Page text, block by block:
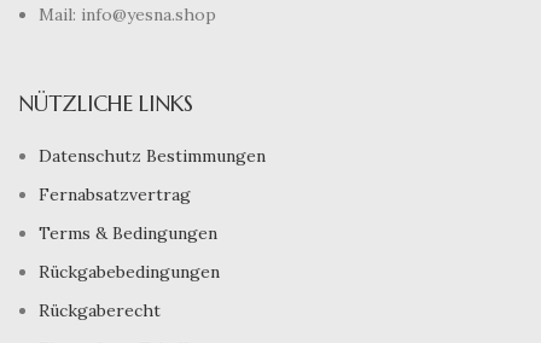
Mail: info@yesna.shop
NÜTZLICHE LINKS
Datenschutz Bestimmungen
Fernabsatzvertrag
Terms & Bedingungen
Rückgabebedingungen
Rückgaberecht